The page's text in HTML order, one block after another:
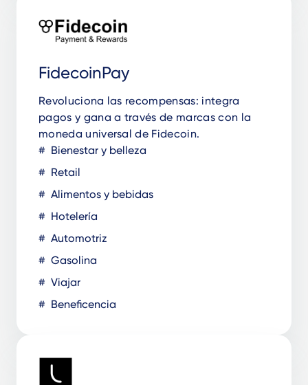
FidecoinPay
Revoluciona las recompensas: integra
pagos y gana a través de marcas con la
moneda universal de Fidecoin.
Bienestar y belleza
Retail
Alimentos y bebidas
Hotelería
Automotriz
Gasolina
Viajar
Beneficencia